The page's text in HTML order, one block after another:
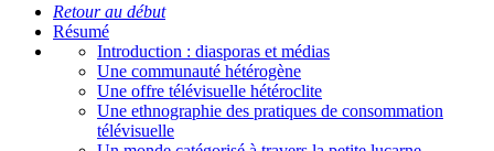
Retour au début
Résumé
Introduction : diasporas et médias
Une communauté hétérogène
Une offre télévisuelle hétéroclite
Une ethnographie des pratiques de consommation
télévisuelle